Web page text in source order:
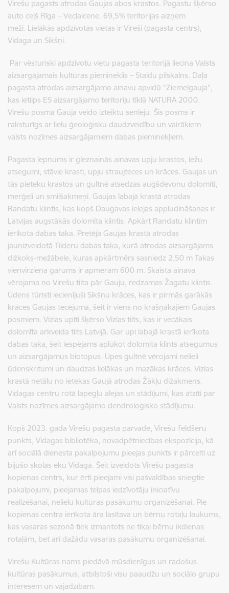
Virešu pagasts atrodas Gaujas abos krastos. Pagastu šķērso
auto ceļš Rīga – Veclaicene. 69,5% teritorijas aizņem
meži. Lielākās apdzīvotās vietas ir Vireši (pagasta centrs),
Vidaga un Sikšņi.
Par vēsturiski apdzīvotu vietu pagasta teritorijā liecina Valsts
aizsargājamais kultūras piemineklis – Staldu pilskalns. Daļa
pagasta atrodas aizsargājamo ainavu apvidū “Ziemeļgauja”,
kas ietilps ES aizsargājamo teritoriju tīklā NATURA 2000.
Virešu posmā Gauja veido izteiktu senleju. Šis posms ir
raksturīgs ar lielu ģeoloģisku daudzveidību un vairākiem
valsts nozīmes aizsargājamiem dabas pieminekļiem.
Pagasta lepnums ir gleznainās ainavas upju krastos, iežu
atsegumi, stāvie krasti, upju straujteces un krāces. Gaujas un
tās pieteku krastos un gultnē atsedzas augšdevonu dolomīti,
merģeļi un smilšakmeņi. Gaujas labajā krastā atrodas
Randatu klintis, kas kopš Daugavas ielejas appludināšanas ir
Latvijas augstākās dolomīta klintis. Apkārt Randatu klintīm
ierīkota dabas taka. Pretējā Gaujas krastā atrodas
jaunizveidotā Tilderu dabas taka, kurā atrodas aizsargājams
dižkoks-mežābele, kuras apkārtmērs sasniedz 2,50 m Takas
vienvirziena garums ir apmēram 600 m. Skaista ainava
vērojama no Virešu tilta pār Gauju, redzamas Žagatu klintis.
Ūdens tūristi iecienījuši Sikšņu krāces, kas ir pirmās garākās
krāces Gaujas tecējumā, šeit ir viens no krāšņākajiem Gaujas
posmiem. Vizlas upīti šķērso Vizlas tilts, kas ir vecākais
dolomīta arkveida tilts Latvijā. Gar upi labajā krastā ierīkota
dabas taka, šeit iespējams aplūkot dolomīta klints atsegumus
un aizsargājamus biotopus. Upes gultnē vērojami nelieli
ūdenskritumi un daudzas lielākas un mazākas krāces. Vizlas
krastā netālu no ietekas Gaujā atrodas Žākļu dižakmens.
Vidagas centru rotā lapegļu alejas un stādījumi, kas atzīti par
Valsts nozīmes aizsargājamo dendroloģisko stādījumu.
Kopš 2023. gada Virešu pagasta pārvade, Virešu feldšeru
punkts, Vidagas bibliotēka, novadpētniecības ekspozīcija, kā
arī sociālā dienesta pakalpojumu pieejas punkts ir pārcelti uz
bijušo skolas ēku Vidagā. Šeit izveidots Virešu pagasta
kopienas centrs, kur ērti pieejami visi pašvaldības sniegtie
pakalpojumi, pieejamas telpas iedzīvotāju iniciatīvu
realizēšanai, nelielu kultūras pasākumu organizēšanai. Pie
kopienas centra ierīkota āra lasītava un bērnu rotaļu laukums,
kas vasaras sezonā tiek izmantots ne tikai bērnu ikdienas
rotaļām, bet arī dažādu vasaras pasākumu organizēšanai.
Virešu Kultūras nams piedāvā mūsdienīgus un radošus
kultūras pasākumus, atbilstoši visu paaudžu un sociālo grupu
interesēm un vajadzībām.